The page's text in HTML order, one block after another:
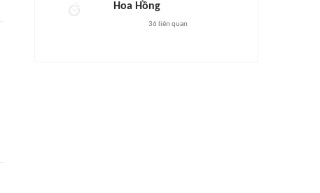
Hoa Hồng
36 liên quan